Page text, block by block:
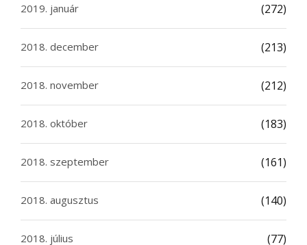
2019. január (272)
2018. december (213)
2018. november (212)
2018. október (183)
2018. szeptember (161)
2018. augusztus (140)
2018. július (77)